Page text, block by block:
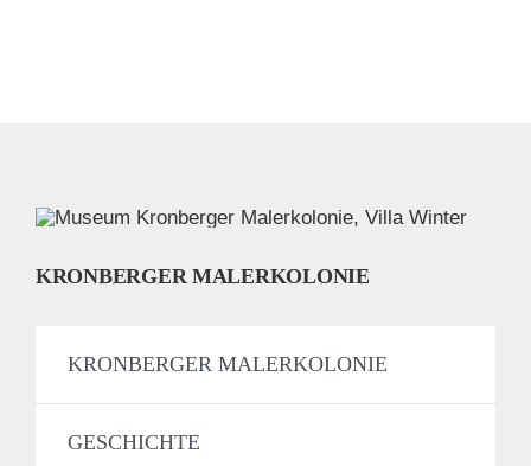
KRONBERGER MALERKOLONIE
KRONBERGER MALERKOLONIE
GESCHICHTE